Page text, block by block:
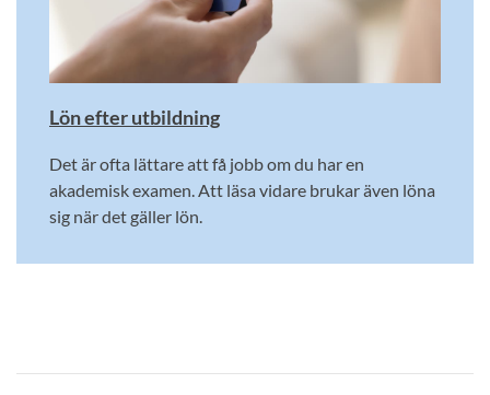
Lön efter utbildning
Det är ofta lättare att få jobb om du har en
akademisk examen. Att läsa vidare brukar även löna
sig när det gäller lön.